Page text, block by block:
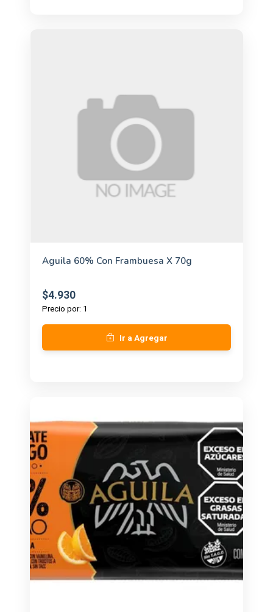
Aguila 60% Con Frambuesa X 70g
$4.930
Precio por: 1
Ir a Agregar